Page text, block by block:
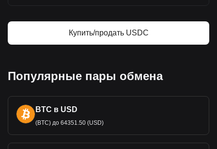
Купить/продать USDC
Популярные пары обмена
BTC в USD
(BTC) до 64351.50 (USD)